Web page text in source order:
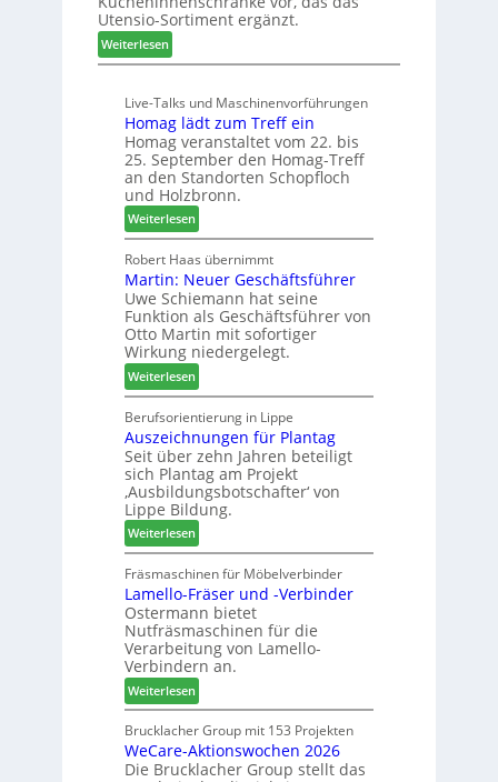
s
t
e
e
n
a
u
s
r
e
i
s
f
ü
r
W
e
m
h
ö
n
e
r
Utensio-Sortiment ergänzt.
Weiterlesen:
K
c
h
e
n
s
t
a
u
r
a
u
m
-
S
o
r
t
i
m
e
n
t
Live-Talks und Maschinenvorführungen
Homag lädt zum Treff ein
Homag veranstaltet vom 22. bis
25. September den Homag-Treff
an den Standorten Schopfloch
und Holzbronn.
Weiterlesen:
H
o
m
a
g
l
ä
d
t
z
u
m
T
r
e
f
f
e
i
n
Robert Haas übernimmt
Martin: Neuer Geschäftsführer
Uwe Schiemann hat seine
Funktion als Geschäftsführer von
Otto Martin mit sofortiger
Wirkung niedergelegt.
Weiterlesen:
M
a
r
t
i
n
:
N
e
u
e
r
G
e
s
c
h
ä
f
t
Berufsorientierung in Lippe
Auszeichnungen für Plantag
Seit über zehn Jahren beteiligt
sich Plantag am Projekt
‚Ausbildungsbotschafter‘ von
Lippe Bildung.
Weiterlesen:
A
u
s
z
e
i
c
h
n
u
n
g
Fräsmaschinen für Möbelverbinder
Lamello-Fräser und -Verbinder
Ostermann bietet
Nutfräsmaschinen für die
Verarbeitung von Lamello-
Verbindern an.
Weiterlesen:
L
a
m
e
Brucklacher Group mit 153 Projekten
WeCare-Aktionswochen 2026
Die Brucklacher Group stellt das